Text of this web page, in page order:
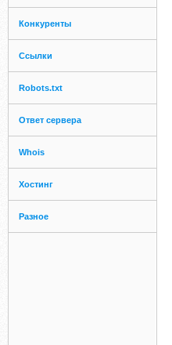
Конкуренты
Ссылки
Robots.txt
Ответ сервера
Whois
Хостинг
Разное